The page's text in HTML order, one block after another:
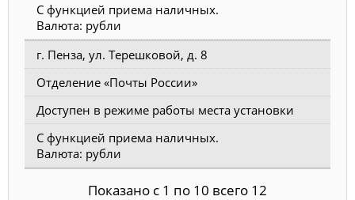
С функцией приема наличных.
Валюта: рубли
г. Пенза, ул. Терешковой, д. 8
Отделение «Почты России»
Доступен в режиме работы места установки
С функцией приема наличных.
Валюта: рубли
Показано с 1 по 10 всего 12